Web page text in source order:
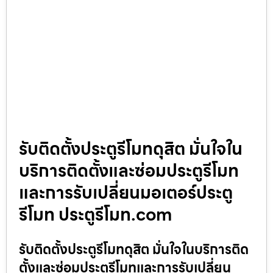
รับติดตั้งประตูรีโมทดุสิต มั่นใจใน
บริการติดตั้งและซ่อมประตูรีโมท
และการรับเปลี่ยนมอเตอร์ประตู
รีโมท ประตูรีโมท.com
รับติดตั้งประตูรีโมทดุสิต มั่นใจในบริการติด
ตั้งและซ่อมประตูรีโมทและการรับเปลี่ยน